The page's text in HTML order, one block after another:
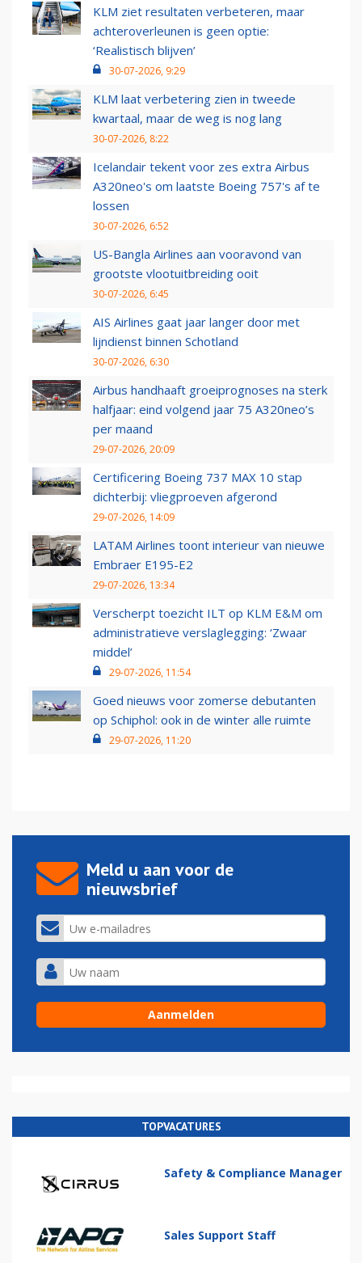
KLM ziet resultaten verbeteren, maar
achteroverleunen is geen optie:
‘Realistisch blijven’
30-07-2026, 9:29
KLM laat verbetering zien in tweede
kwartaal, maar de weg is nog lang
30-07-2026, 8:22
Icelandair tekent voor zes extra Airbus
A320neo's om laatste Boeing 757's af te
lossen
30-07-2026, 6:52
US-Bangla Airlines aan vooravond van
grootste vlootuitbreiding ooit
30-07-2026, 6:45
AIS Airlines gaat jaar langer door met
lijndienst binnen Schotland
30-07-2026, 6:30
Airbus handhaaft groeiprognoses na sterk
halfjaar: eind volgend jaar 75 A320neo’s
per maand
29-07-2026, 20:09
Certificering Boeing 737 MAX 10 stap
dichterbij: vliegproeven afgerond
29-07-2026, 14:09
LATAM Airlines toont interieur van nieuwe
Embraer E195-E2
29-07-2026, 13:34
Verscherpt toezicht ILT op KLM E&M om
administratieve verslaglegging: ‘Zwaar
middel’
29-07-2026, 11:54
Goed nieuws voor zomerse debutanten
op Schiphol: ook in de winter alle ruimte
29-07-2026, 11:20
Meld u aan voor de
nieuwsbrief
TOPVACATURES
Safety & Compliance Manager
Sales Support Staff